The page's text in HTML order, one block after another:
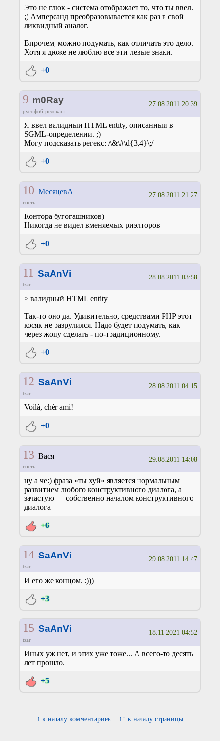
Это не глюк - система отображает то, что ты ввел.
;) Амперсанд преобразовывается как раз в свой
ликвидный аналог.
Впрочем, можно подумать, как отличать это дело.
Хотя я дюже не люблю все эти левые знаки.
+0
9 m0Ray
русофоб-релокант
27.08.2011 20:39
Я ввёл валидный HTML entity, описанный в
SGML-определении. ;)
Могу подсказать регекс: /\&\#\d{3,4}\;/
+0
10 МесяцевА
гость
27.08.2011 21:27
Контора бугогашников)
Никогда не видел вменяемых риэлторов
+0
11 SaAnVi
tzar
28.08.2011 03:58
> валидный HTML entity
Так-то оно да. Удивительно, средствами PHP этот
косяк не разрулился. Надо будет подумать, как
через жопу сделать - по-традиционному.
+0
12 SaAnVi
tzar
28.08.2011 04:15
Voilà, chèr ami!
+0
13 Вася
гость
29.08.2011 14:08
ну а че:) фраза «ты хуй» является нормальным
развитием любого конструктивного диалога, а
зачастую — собственно началом конструктивного
диалога
+6
14 SaAnVi
tzar
29.08.2011 14:47
И его же концом. :)))
+3
15 SaAnVi
tzar
18.11.2021 04:52
Иных уж нет, и этих уже тоже... А всего-то десять
лет прошло.
+5
↑ к началу комментариев ↑↑ к началу страницы